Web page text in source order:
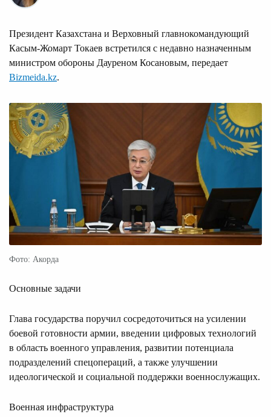
Президент Казахстана и Верховный главнокомандующий
Касым-Жомарт Токаев встретился с недавно назначенным
министром обороны Дауреном Косановым, передает
Bizmeida.kz.
Фото: Акорда
Основные задачи
Глава государства поручил сосредоточиться на усилении
боевой готовности армии, введении цифровых технологий
в область военного управления, развитии потенциала
подразделений спецопераций, а также улучшении
идеологической и социальной поддержки военнослужащих.
Военная инфраструктура